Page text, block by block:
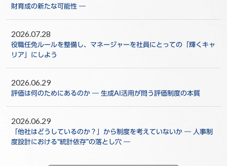
財育成の新たな可能性 ―
2026.07.28
役職任免ルールを整備し、マネージャーを社員にとっての「輝くキャ
リア」にしよう
2026.06.29
評価は何のためにあるのか ― 生成AI活用が問う評価制度の本質
2026.06.29
「他社はどうしているのか？」から制度を考えていないか ― 人事制
度設計における“統計依存”の落とし穴 ―